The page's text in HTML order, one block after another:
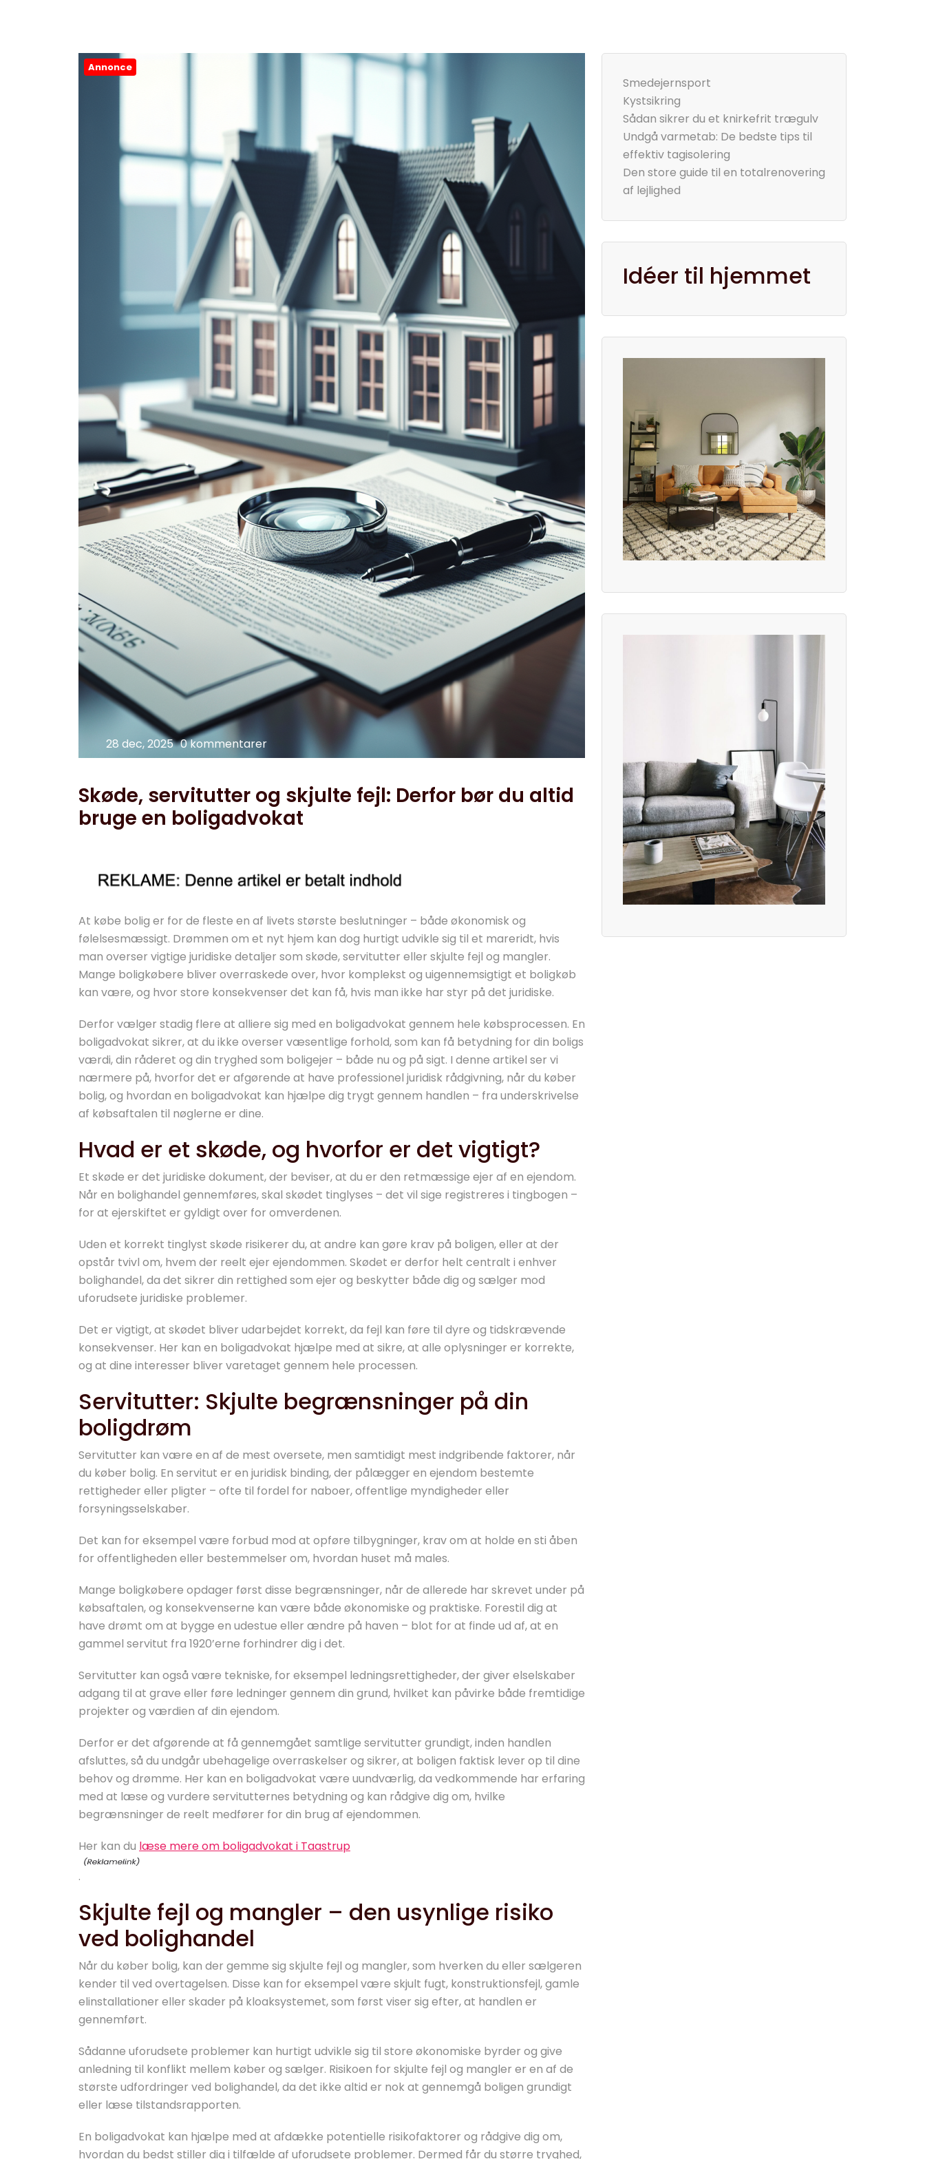
Annonce
28 dec, 2025 0 kommentarer
Skøde, servitutter og skjulte fejl: Derfor bør du altid
bruge en boligadvokat
At købe bolig er for de fleste en af livets største beslutninger – både økonomisk og
følelsesmæssigt. Drømmen om et nyt hjem kan dog hurtigt udvikle sig til et mareridt, hvis
man overser vigtige juridiske detaljer som skøde, servitutter eller skjulte fejl og mangler.
Mange boligkøbere bliver overraskede over, hvor komplekst og uigennemsigtigt et boligkøb
kan være, og hvor store konsekvenser det kan få, hvis man ikke har styr på det juridiske.
Derfor vælger stadig flere at alliere sig med en boligadvokat gennem hele købsprocessen. En
boligadvokat sikrer, at du ikke overser væsentlige forhold, som kan få betydning for din boligs
værdi, din råderet og din tryghed som boligejer – både nu og på sigt. I denne artikel ser vi
nærmere på, hvorfor det er afgørende at have professionel juridisk rådgivning, når du køber
bolig, og hvordan en boligadvokat kan hjælpe dig trygt gennem handlen – fra underskrivelse
af købsaftalen til nøglerne er dine.
Hvad er et skøde, og hvorfor er det vigtigt?
Et skøde er det juridiske dokument, der beviser, at du er den retmæssige ejer af en ejendom.
Når en bolighandel gennemføres, skal skødet tinglyses – det vil sige registreres i tingbogen –
for at ejerskiftet er gyldigt over for omverdenen.
Uden et korrekt tinglyst skøde risikerer du, at andre kan gøre krav på boligen, eller at der
opstår tvivl om, hvem der reelt ejer ejendommen. Skødet er derfor helt centralt i enhver
bolighandel, da det sikrer din rettighed som ejer og beskytter både dig og sælger mod
uforudsete juridiske problemer.
Det er vigtigt, at skødet bliver udarbejdet korrekt, da fejl kan føre til dyre og tidskrævende
konsekvenser. Her kan en boligadvokat hjælpe med at sikre, at alle oplysninger er korrekte,
og at dine interesser bliver varetaget gennem hele processen.
Servitutter: Skjulte begrænsninger på din
boligdrøm
Servitutter kan være en af de mest oversete, men samtidigt mest indgribende faktorer, når
du køber bolig. En servitut er en juridisk binding, der pålægger en ejendom bestemte
rettigheder eller pligter – ofte til fordel for naboer, offentlige myndigheder eller
forsyningsselskaber.
Det kan for eksempel være forbud mod at opføre tilbygninger, krav om at holde en sti åben
for offentligheden eller bestemmelser om, hvordan huset må males.
Mange boligkøbere opdager først disse begrænsninger, når de allerede har skrevet under på
købsaftalen, og konsekvenserne kan være både økonomiske og praktiske. Forestil dig at
have drømt om at bygge en udestue eller ændre på haven – blot for at finde ud af, at en
gammel servitut fra 1920’erne forhindrer dig i det.
Servitutter kan også være tekniske, for eksempel ledningsrettigheder, der giver elselskaber
adgang til at grave eller føre ledninger gennem din grund, hvilket kan påvirke både fremtidige
projekter og værdien af din ejendom.
Derfor er det afgørende at få gennemgået samtlige servitutter grundigt, inden handlen
afsluttes, så du undgår ubehagelige overraskelser og sikrer, at boligen faktisk lever op til dine
behov og drømme. Her kan en boligadvokat være uundværlig, da vedkommende har erfaring
med at læse og vurdere servitutternes betydning og kan rådgive dig om, hvilke
begrænsninger de reelt medfører for din brug af ejendommen.
Her kan du læse mere om boligadvokat i Taastrup
.
Skjulte fejl og mangler – den usynlige risiko
ved bolighandel
Når du køber bolig, kan der gemme sig skjulte fejl og mangler, som hverken du eller sælgeren
kender til ved overtagelsen. Disse kan for eksempel være skjult fugt, konstruktionsfejl, gamle
elinstallationer eller skader på kloaksystemet, som først viser sig efter, at handlen er
gennemført.
Sådanne uforudsete problemer kan hurtigt udvikle sig til store økonomiske byrder og give
anledning til konflikt mellem køber og sælger. Risikoen for skjulte fejl og mangler er en af de
største udfordringer ved bolighandel, da det ikke altid er nok at gennemgå boligen grundigt
eller læse tilstandsrapporten.
En boligadvokat kan hjælpe med at afdække potentielle risikofaktorer og rådgive dig om,
hvordan du bedst stiller dig i tilfælde af uforudsete problemer. Dermed får du større tryghed,
Smedejernsport
Kystsikring
Sådan sikrer du et knirkefrit trægulv
Undgå varmetab: De bedste tips til
effektiv tagisolering
Den store guide til en totalrenovering
af lejlighed
Idéer til hjemmet